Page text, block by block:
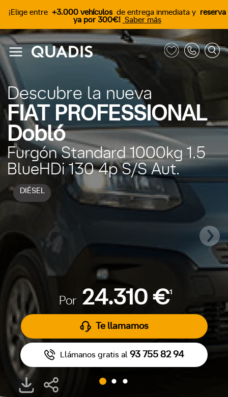
¡Elige entre +3.000 vehículos de entrega inmediata y reserva
ya por 300€! Saber más
Descubre la nueva
FIAT PROFESSIONAL
Dobló
DIÉSEL
Furgón Standard 1000kg 1.5
BlueHDi 130 4p S/S Aut.
Por 24.310 €1
Te llamamos
Llámanos gratis al 93 755 82 94